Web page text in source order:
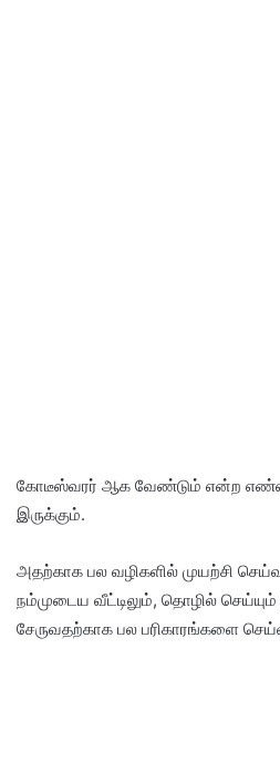
கோடீஸ்வரர் ஆக வேண்டும் என்ற
இருக்கும்.
அதற்காக பல வழிகளில் முயற்சி
நம்முடைய வீட்டிலும், தொழில்
சேருவதற்காக பல பரிகாரங்களை